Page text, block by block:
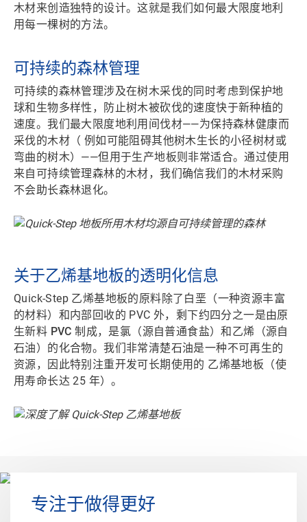
木材来创造独特的设计。这就是我们如何最大限度地利
用每一棵树的方法。
可持续的森林管理
可持续的森林管理涉及在树木采伐的同时考虑到保护地
球和生物多样性，防止树木被砍伐的速度快于新种植的
速度。我们最大限度地利用 间伐材——为保持森林健康而
采伐的木材（ 例如可能阻碍其他树木生长的小径树材或
弯曲的树木）——但用于生产地板则非常适合。通过使用
来自可持续管理森林的木材，我们确信我们的木材采购
不会助长森林退化。
关于乙烯基地板的透明化信息
Quick-Step 乙烯基地板的原料除了白垩（一种资源丰富
的材料）和内部回收的 PVC 外，剩下约四分之一是由原
生新料 PVC制成，是氯（源自普通食盐）和乙烯（源自
石油）的化合物。我们非常清楚石油是一种不可再生的
资源，因此特别注重开发可长期使用的 乙烯基地板（使
用寿命长达 25 年）。
专注于做得更好